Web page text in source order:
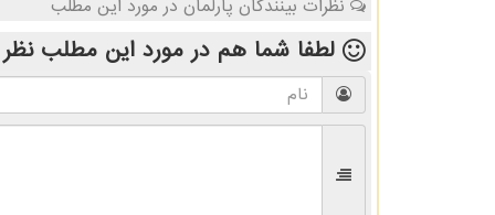
نظرات بینندگان پارلمان در مورد این مطلب
لطفا شما هم در مورد این مطلب